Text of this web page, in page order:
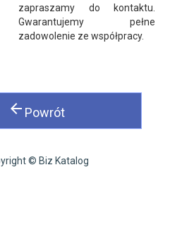
zapraszamy do kontaktu.
Gwarantujemy pełne
zadowolenie ze współpracy.
arrow_back Powrót
© Biz Katalog